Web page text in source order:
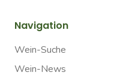
Navigation
Wein-Suche
Wein-News